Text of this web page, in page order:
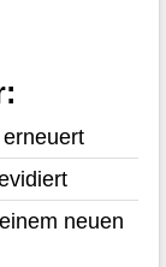
neuen